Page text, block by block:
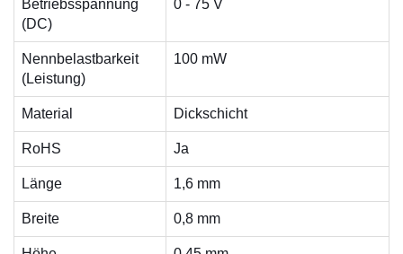
Betriebsspannung
(DC)
0 - 75 V
Nennbelastbarkeit
(Leistung)
100 mW
Material Dickschicht
RoHS Ja
Länge 1,6 mm
Breite 0,8 mm